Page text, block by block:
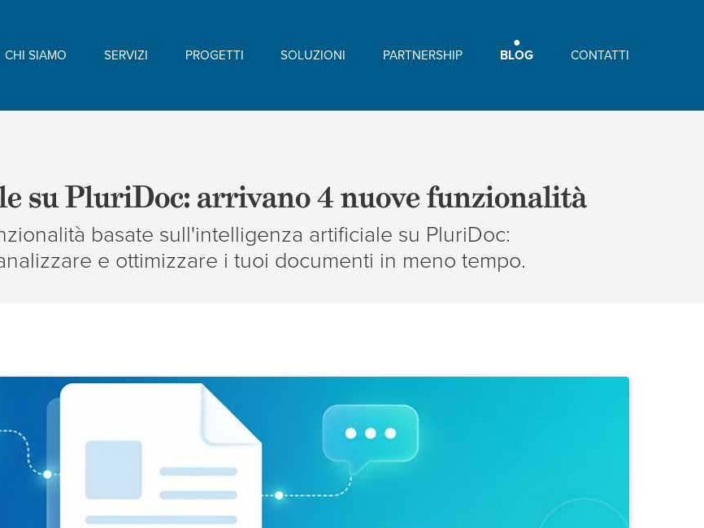
CHI SIAMO SERVIZI PROGETTI SOLUZIONI PARTNERSHIP BLOG CONTATTI
su PluriDoc: arrivano 4 nuove funzionalità
basate sull'intelligenza artificiale su PluriDoc:
e ottimizzare i tuoi documenti in meno tempo.